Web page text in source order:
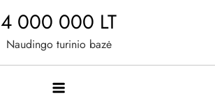
4 000 000 LT
Naudingo turinio bazė